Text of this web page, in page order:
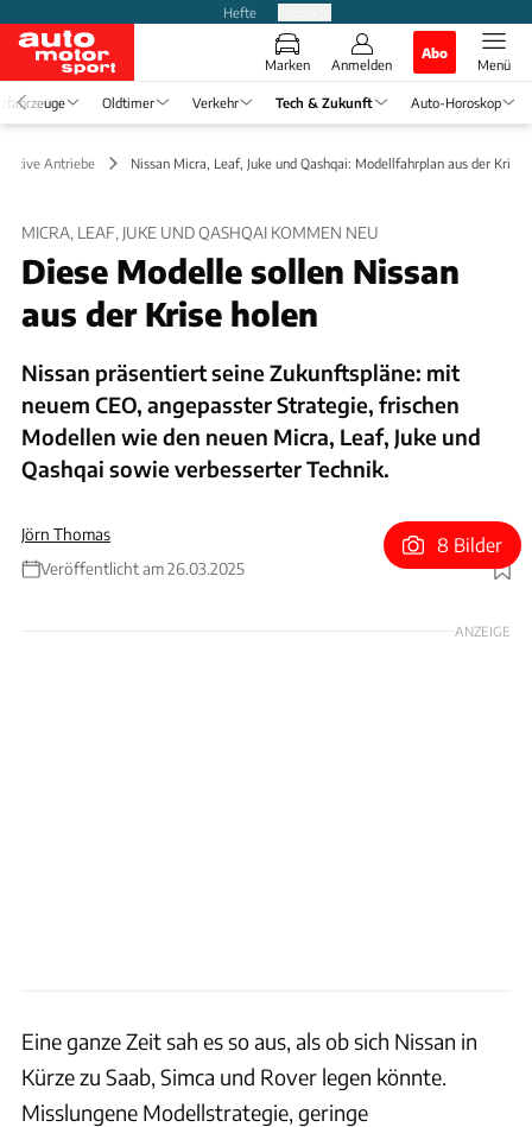
Hefte
Marken Anmelden
Abo
Menü
Oldtimer Verkehr Tech & Zukunft Auto-Horoskop
Antriebe Nissan Micra, Leaf, Juke und Qashqai: Modellfahrplan aus der Krise
MICRA, LEAF, JUKE UND QASHQAI KOMMEN NEU
Diese Modelle sollen Nissan
aus der Krise holen
Nissan präsentiert seine Zukunftspläne: mit
neuem CEO, angepasster Strategie, frischen
Modellen wie den neuen Micra, Leaf, Juke und
Qashqai sowie verbesserter Technik.
Jörn Thomas
Veröffentlicht am 26.03.2025
Foto: Nissan Deutschland GmbH
8 Bilder
ANZEIGE
Eine ganze Zeit sah es so aus, als ob sich Nissan in
Kürze zu Saab, Simca und Rover legen könnte.
Misslungene Modellstrategie, geringe